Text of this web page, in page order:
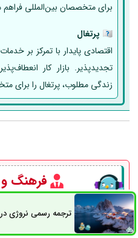
برای متخصصان بین‌المللی
🇵🇹 پرتغال
اقتصادی پایدار با تمرکز بر
تجدیدپذیر. بازار کار
زندگی مطلوب، پرتغال را برای
فرهنگ
فرهنگ و سبک زندگیدر هر
تعاملات اجتماعیو تجربه روزمره
ترجمه رسمی نروژیراه های ارتباطی